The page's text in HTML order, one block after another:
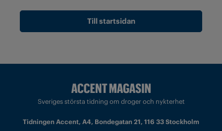
Till startsidan
Sveriges största tidning om droger och nykterhet
Tidningen Accent, A4, Bondegatan 21, 116 33 Stockholm